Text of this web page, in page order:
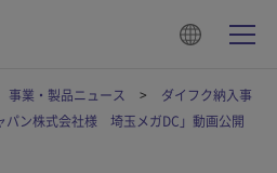
事業・製品ニュース
ダイフク納入事
パン株式会社様 埼玉メガDC」動画公開